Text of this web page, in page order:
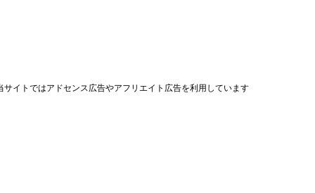
サイトではアドセンス広告やアフリエイト広告を利用しています